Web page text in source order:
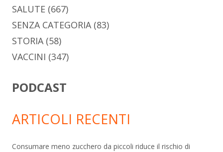
SALUTE (667)
SENZA CATEGORIA(83)
STORIA(58)
VACCINI (347)
PODCAST
ARTICOLI RECENTI
Consumare meno zucchero da piccoli riduce il rischio di